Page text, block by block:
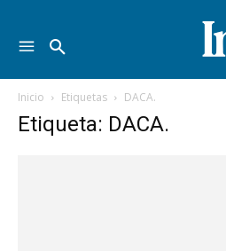
Inicio Etiquetas DACA.
Etiqueta: DACA.